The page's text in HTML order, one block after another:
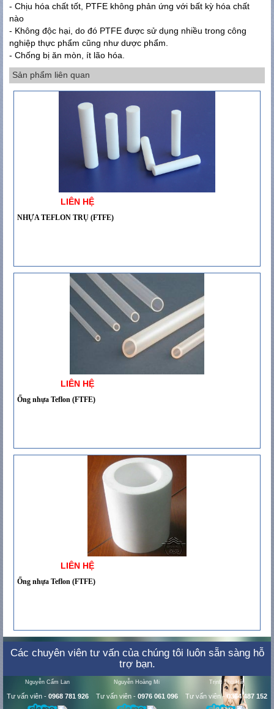
- Chịu hóa chất tốt, PTFE không phản ứng với bất kỳ hóa chất
nào
- Không độc hại, do đó PTFE được sử dụng nhiều trong công
nghiệp thực phẩm cũng như dược phẩm.
- Chống bị ăn mòn, ít lão hóa.
Sản phẩm liên quan
LIÊN HỆ
NHỰA TEFLON TRỤ (FTFE)
LIÊN HỆ
Ống nhựa Teflon (FTFE)
LIÊN HỆ
Ống nhựa Teflon (FTFE)
Các chuyên viên tư vấn của chúng tôi luôn sẵn sàng hỗ
trợ bạn.
Nguyễn Cẩm Lan
Tư vấn viên- 0968 781 926
Nguyễn Hoàng Mi
Tư vấn viên- 0976 061 096
Trịnh Thu Hà
Tư vấn viên-0364 487 152